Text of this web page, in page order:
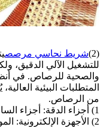
(2) شريط نحاسي مرصص
للتشغيل الآلي الدقيق،
والصحية للرصاص. في
المتطلبات البيئية
من الرصاص.
1) أجزاء الدقة: أجزاء الساعة، التروس، الصمامات، وما إلى ذلك.
2) الأجهزة الإلكترونية: